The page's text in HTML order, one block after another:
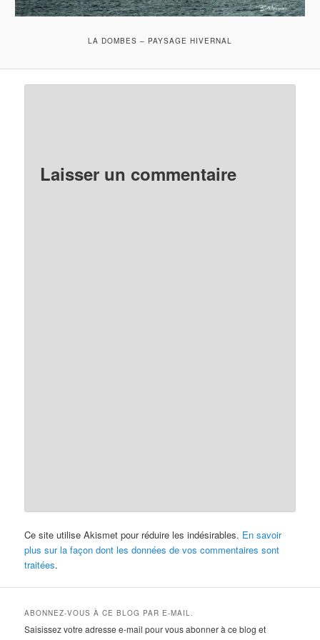
LA DOMBES – PAYSAGE HIVERNAL
Laisser un commentaire
Ce site utilise Akismet pour réduire les indésirables. En savoir
plus sur la façon dont les données de vos commentaires sont
traitées.
ABONNEZ-VOUS À CE BLOG PAR E-MAIL.
Saisissez votre adresse e-mail pour vous abonner à ce blog et